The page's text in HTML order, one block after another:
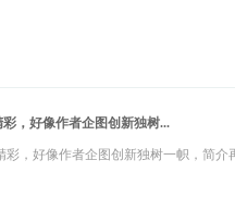
，好像作者企图创新独树...
，好像作者企图创新独树一帜，简介